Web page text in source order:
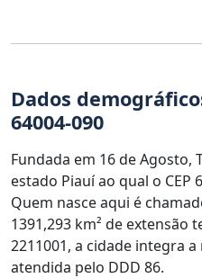
Dados
64004-090
Fundada em 16 de Agosto,
estado Piauí ao qual o CEP
Quem nasce aqui é
1391,293 km² de extensão
2211001, a cidade integra
atendida pelo DDD 86.